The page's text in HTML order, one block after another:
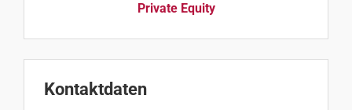
Private Equity
Kontaktdaten